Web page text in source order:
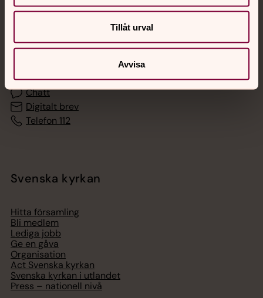
Tillåt urval
Avvisa
Akut samtals- och krisstöd. Prata eller chatta anonymt
med en präst på kvällar och nätter.
Chatt
Digitalt brev
Telefon 112
Svenska kyrkan
Hitta församling
Bli medlem
Lediga jobb
Ge en gåva
Organisation
Act Svenska kyrkan
Svenska kyrkan i utlandet
Press – nationell nivå